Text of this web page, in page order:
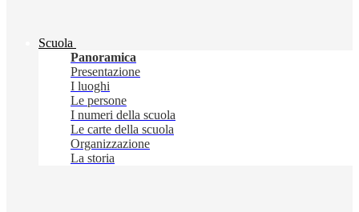
Scuola
Panoramica
Presentazione
I luoghi
Le persone
I numeri della scuola
Le carte della scuola
Organizzazione
La storia